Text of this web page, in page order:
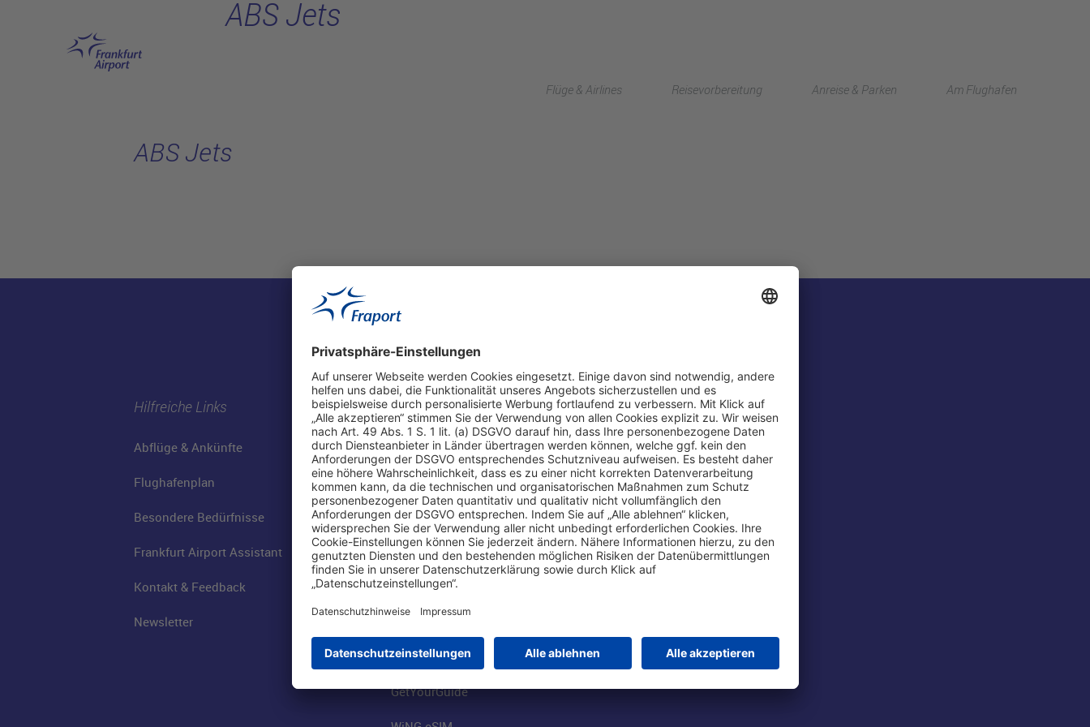
Flüge & Airlines Reisevorbereitung Anreise & Parken Am Flughafen
ABS Jets
ABS Jets
Hilfreiche Links
Abflüge & Ankünfte
Flughafenplan
Besondere Bedürfnisse
Frankfurt Airport Assistant
Kontakt & Feedback
Newsletter
Online einkaufen & buchen
Parkplätze
Online-Shop
Besucherservices
FRA SmartWay
Hotels am Standort
Mietwagen weltweit
Flüge buchen
GetYourGuide
Über uns
Fraport AG
Business am Airport
FRA Eventlocations
Jobs am Airport
Konzernstrategie